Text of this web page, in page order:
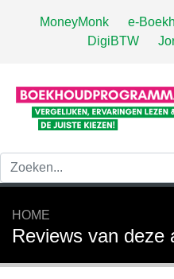
MoneyMonk e-
DigiBTW
HOME
Reviews van deze